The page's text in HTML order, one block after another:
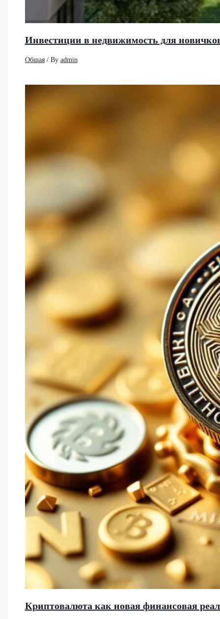
Инвестиции в недвижимость для
Общая/ By admin
Криптовалюта как новая финансовая